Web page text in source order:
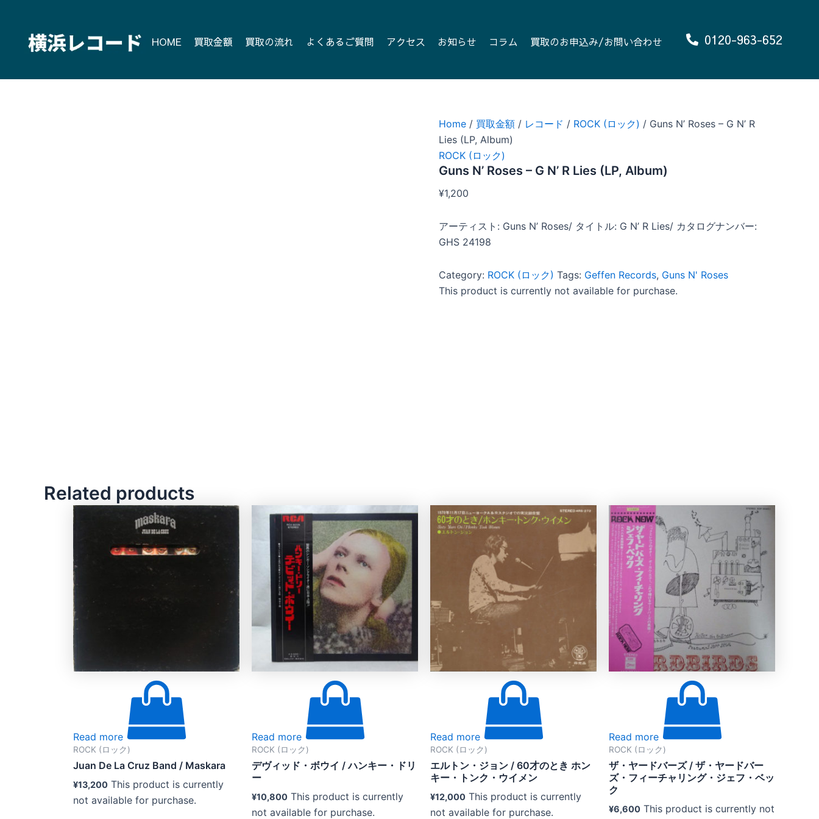
content
HOME 買取金額 買取の流れ よくあるご質問 アクセス お知らせ コラム 買取のお申込み/お問い合わせ 0120-963-652
Home / 買取金額 / レコード / ROCK (ロック) / Guns N’ Roses – G N’ R
Lies (LP, Album)
ROCK (ロック)
Guns N’ Roses – G N’ R Lies (LP, Album)
¥1,200
アーティスト: Guns N’ Roses/ タイトル: G N’ R Lies/ カタログナンバー:
GHS 24198
Category: ROCK (ロック) Tags: Geffen Records, Guns N' Roses
This product is currently not available for purchase.
Related products
Read more
ROCK (ロック)
Juan De La Cruz Band ‎/ Maskara
¥13,200 This product is currently
not available for purchase.
Read more
ROCK (ロック)
デヴィッド・ボウイ ‎/ ハンキー・ドリ
ー
¥10,800 This product is currently
not available for purchase.
Read more
ROCK (ロック)
エルトン・ジョン / 60才のとき ホン
キー・トンク・ウイメン
¥12,000 This product is currently
not available for purchase.
Read more
ROCK (ロック)
ザ・ヤードバーズ / ザ・ヤードバー
ズ・フィーチャリング・ジェフ・ベッ
ク
¥6,600 This product is currently not